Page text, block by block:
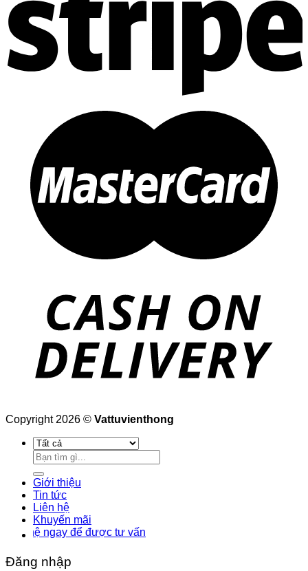
Copyright 2026 © Vattuvienthong
Tìm
kiếm:
Giới thiệu
Tin tức
Liên hệ
Khuyến mãi
ngay để được tư vấn
Đăng nhập